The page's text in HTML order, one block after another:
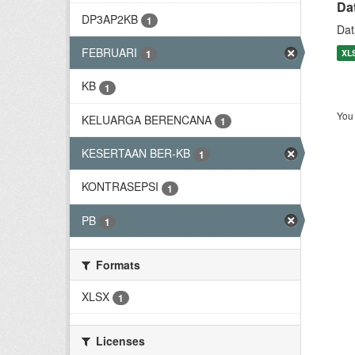
DP3AP2KB 1
FEBRUARI 1
KB 1
KELUARGA BERENCANA 1
KESERTAAN BER-KB 1
KONTRASEPSI 1
PB 1
Formats
XLSX
1
Licenses